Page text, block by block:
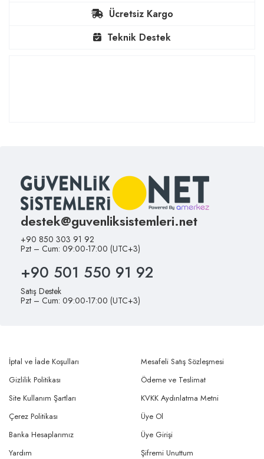
Ücretsiz Kargo
Teknik Destek
destek@guvenliksistemleri.net
+90 850 303 91 92
Pzt – Cum: 09:00-17:00 (UTC+3)
+90 501 550 91 92
Satış Destek
Pzt – Cum: 09:00-17:00 (UTC+3)
İptal ve İade Koşulları
Gizlilik Politikası
Site Kullanım Şartları
Mesafeli Satış Sözleşmesi
Ödeme ve Teslimat
KVKK Aydınlatma Metni
Çerez Politikası
Banka Hesaplarımız
Yardım
Üye Ol
Üye Girişi
Şifremi Unuttum